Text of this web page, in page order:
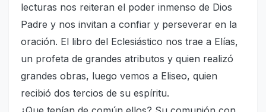
lecturas nos reiteran el poder inmenso de Dios
Padre y nos invitan a confiar y perseverar en la
oración. El libro del Eclesiástico nos trae a Elías,
un profeta de grandes atributos y quien realizó
grandes obras, luego vemos a Eliseo, quien
recibió dos tercios de su espíritu.